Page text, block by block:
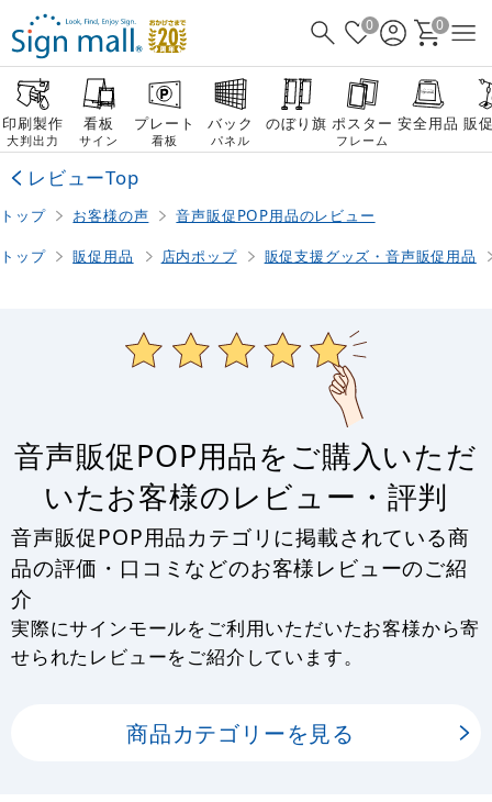
0 0
印刷製作
大判出力
看板
サイン
プレート
看板
バック
パネル
のぼり旗 ポスター
フレーム
安全用品 販
レビューTop
トップ お客様の声 音声販促POP用品のレビュー
トップ 販促用品 店内ポップ 販促支援グッズ・音声販促用品
音声販促POP用品をご購入いただ
いたお客様のレビュー・評判
音声販促POP用品カテゴリに掲載されている商
品の評価・口コミなどのお客様レビューのご紹
介
実際にサインモールをご利用いただいたお客様から寄
せられたレビューをご紹介しています。
商品カテゴリーを見る